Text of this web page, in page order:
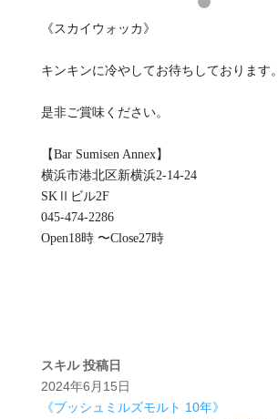
《スカイウォッカ》
キンキンに冷やしてお待ちしております。
是非ご賞味ください。
【Bar Sumisen Annex】
横浜市港北区新横浜2-14-24
SKⅡビル2F
045-474-2286
Open18時 〜Close27時
スキル 投稿日
2024年6月15日
《ブッシュミルズモルト 10年》